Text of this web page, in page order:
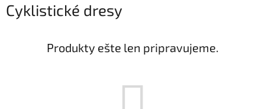
Cyklistické dresy
Produkty ešte len pripravujeme.